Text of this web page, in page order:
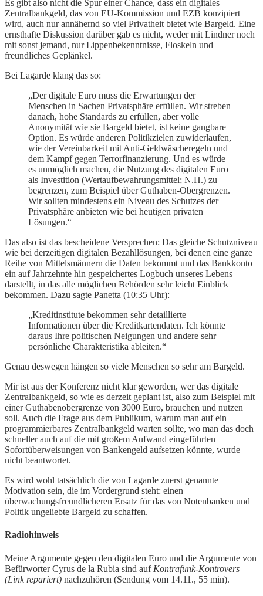
Es gibt also nicht die Spur einer Chance, dass ein digitales
Zentralbankgeld, das von EU-Kommission und EZB konzipiert
wird, auch nur annähernd so viel Privatheit bietet wie Bargeld. Eine
ernsthafte Diskussion darüber gab es nicht, weder mit Lindner noch
mit sonst jemand, nur Lippenbekenntnisse, Floskeln und
freundliches Geplänkel.
Bei Lagarde klang das so:
„Der digitale Euro muss die Erwartungen der
Menschen in Sachen Privatsphäre erfüllen. Wir streben
danach, hohe Standards zu erfüllen, aber volle
Anonymität wie sie Bargeld bietet, ist keine gangbare
Option. Es würde anderen Politikzielen zuwiderlaufen,
wie der Vereinbarkeit mit Anti-Geldwäscheregeln und
dem Kampf gegen Terrorfinanzierung. Und es würde
es unmöglich machen, die Nutzung des digitalen Euro
als Investition (Wertaufbewahrungsmittel; N.H.) zu
begrenzen, zum Beispiel über Guthaben-Obergrenzen.
Wir sollten mindestens ein Niveau des Schutzes der
Privatsphäre anbieten wie bei heutigen privaten
Lösungen.“
Das also ist das bescheidene Versprechen: Das gleiche Schutzniveau
wie bei derzeitigen digitalen Bezahllösungen, bei denen eine ganze
Reihe von Mittelsmännern die Daten bekommt und das Bankkonto
ein auf Jahrzehnte hin gespeichertes Logbuch unseres Lebens
darstellt, in das alle möglichen Behörden sehr leicht Einblick
bekommen. Dazu sagte Panetta (10:35 Uhr):
„Kreditinstitute bekommen sehr detaillierte
Informationen über die Kreditkartendaten. Ich könnte
daraus Ihre politischen Neigungen und andere sehr
persönliche Charakteristika ableiten.“
Genau deswegen hängen so viele Menschen so sehr am Bargeld.
Mir ist aus der Konferenz nicht klar geworden, wer das digitale
Zentralbankgeld, so wie es derzeit geplant ist, also zum Beispiel mit
einer Guthabenobergrenze von 3000 Euro, brauchen und nutzen
soll. Auch die Frage aus dem Publikum, warum man auf ein
programmierbares Zentralbankgeld warten sollte, wo man das doch
schneller auch auf die mit großem Aufwand eingeführten
Sofortüberweisungen von Bankengeld aufsetzen könnte, wurde
nicht beantwortet.
Es wird wohl tatsächlich die von Lagarde zuerst genannte
Motivation sein, die im Vordergrund steht: einen
überwachungsfreundlicheren Ersatz für das von Notenbanken und
Politik ungeliebte Bargeld zu schaffen.
Radiohinweis
Meine Argumente gegen den digitalen Euro und die Argumente von
Befürworter Cyrus de la Rubia sind auf Kontrafunk-Kontrovers
(Link repariert) nachzuhören (Sendung vom 14.11., 55 min).